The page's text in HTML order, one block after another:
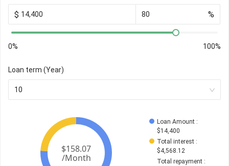
$ %
0% 100%
Loan term (Year)
10
Loan Amount :
$14,400
Total interest :
$4,568.12
Total repayment :